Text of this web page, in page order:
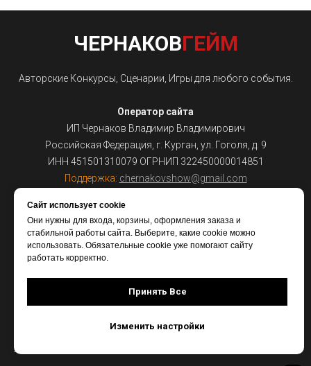
Сайт использует cookie
Они нужны для входа, корзины, оформления заказа и
стабильной работы сайта. Выберите, какие cookie можно
использовать. Обязательные cookie уже помогают сайту
работать корректно.
Принять Все
Изменить настройки
ЧЕРНАКОВГЕЙМ
Авторские Конкурсы, Сценарии, Игры для любого события.
Оператор сайта
ИП Чернаков Владимир Владимирович
Российская Федерация, г. Курган, ул. Гоголя, д. 9
ИНН 451501310079 ОГРНИП 322450000014851
Поддержка: chernakovshow@gmail.com
На сайте используется
Публичная Оферта
Политика конфеденциальности
Согласие на получение рекламной рассылки